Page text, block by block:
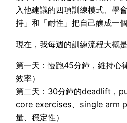
入他建議的四項訓練模式、學
持」和「耐性」把自己釀成一
現在，我每週的訓練流程大概
第一天：慢跑45分鐘，維持心
效率）
第二天：30分鐘的deadlift，
core exercises、single arm
量、穩定性）